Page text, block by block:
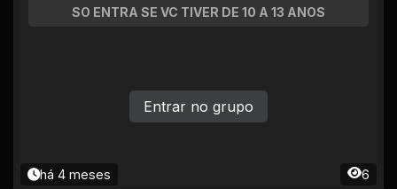
SO ENTRA SE VC TIVER DE 10 A 13 ANOS
há 4 meses 6
Entrar no grupo